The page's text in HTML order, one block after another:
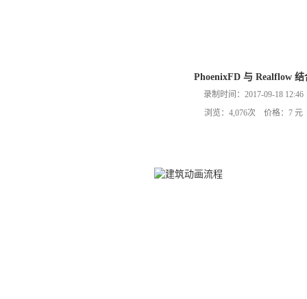
PhoenixFD 与 Realflow 结
录制时间：2017-09-18 12:46
浏览：4,076次 价格：7 元